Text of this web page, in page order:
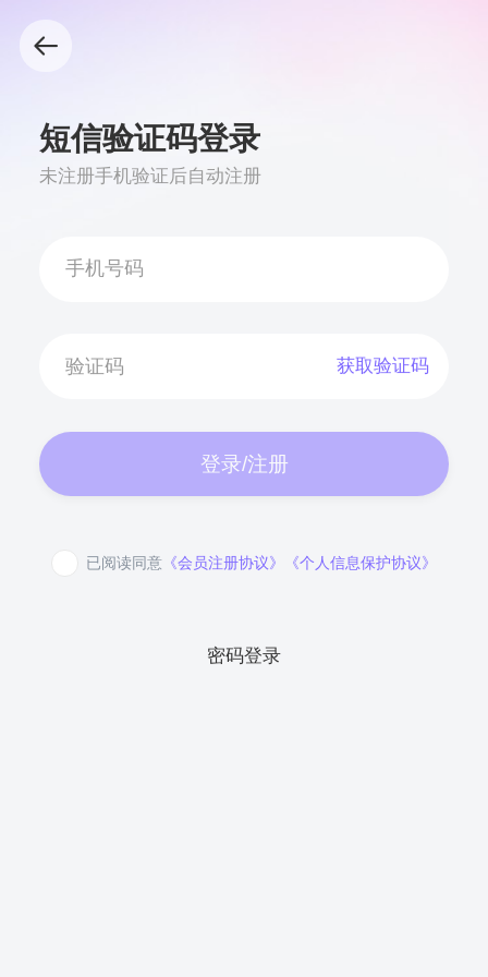
短信验证码登录
未注册手机验证后自动注册
获取验证码
登录/注册
已阅读同意 《会员注册协议》 《个人信息保护协议》
密码登录